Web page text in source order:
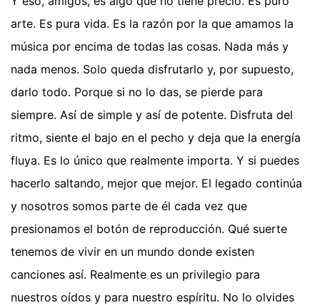
arte. Es pura vida. Es la razón por la que amamos la
música por encima de todas las cosas. Nada más y
nada menos. Solo queda disfrutarlo y, por supuesto,
darlo todo. Porque si no lo das, se pierde para
siempre. Así de simple y así de potente. Disfruta del
ritmo, siente el bajo en el pecho y deja que la energía
fluya. Es lo único que realmente importa. Y si puedes
hacerlo saltando, mejor que mejor. El legado continúa
y nosotros somos parte de él cada vez que
presionamos el botón de reproducción. Qué suerte
tenemos de vivir en un mundo donde existen
canciones así. Realmente es un privilegio para
nuestros oídos y para nuestro espíritu. No lo olvides